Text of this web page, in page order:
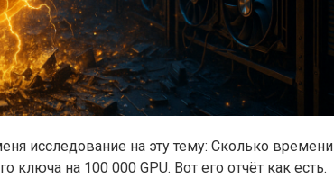
исследование на эту тему: Сколько времени
ключа на 100 000 GPU. Вот его отчёт как есть.